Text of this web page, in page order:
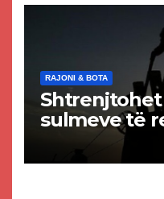
RAJONI & BOTA
sulmeve të